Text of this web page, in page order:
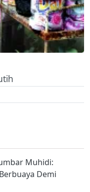
Muhidi:
Demi
Tua